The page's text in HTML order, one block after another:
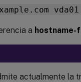
a hostname-
actualmente la